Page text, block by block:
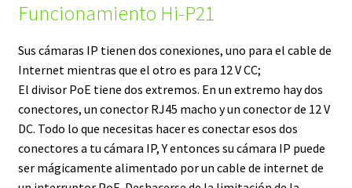
Funcionamiento Hi-P21
Sus cámaras IP tienen dos conexiones, uno para el cable de
Internet mientras que el otro es para 12 V CC;
El divisor PoE tiene dos extremos. En un extremo hay dos
conectores, un conector RJ45 macho y un conector de 12 V
DC. Todo lo que necesitas hacer es conectar esos dos
conectores a tu cámara IP, Y entonces su cámara IP puede
ser mágicamente alimentado por un cable de internet de